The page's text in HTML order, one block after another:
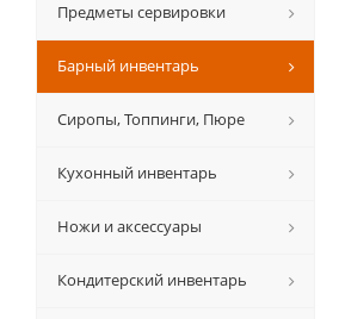
Предметы сервировки
Барный инвентарь
Сиропы, Топпинги, Пюре
Кухонный инвентарь
Ножи и аксессуары
Кондитерский инвентарь